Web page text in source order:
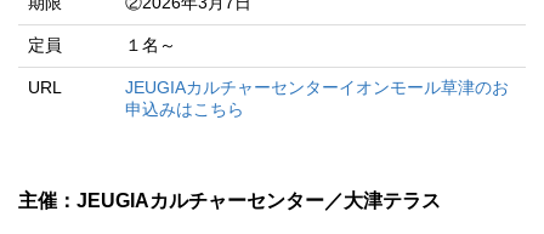
定員 １名～
URL
JEUGIAカルチャーセンターイオンモール草津のお
申込みはこちら
主催：JEUGIAカルチャーセンター／大津テラス